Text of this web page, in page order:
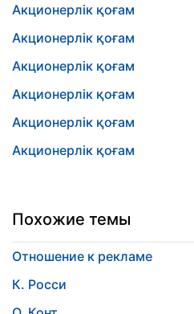
Акционерлік қоғам
Акционерлік қоғам
Акционерлік қоғам
Акционерлік қоғам
Акционерлік қоғам
Акционерлік қоғам
Похожие темы
Отношение к рекламе
К. Росси